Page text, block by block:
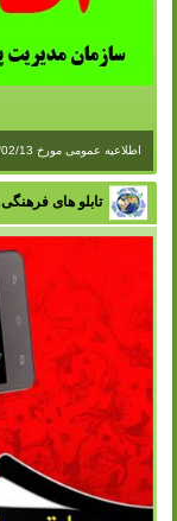
اطلاعیه عمومی مورخ 1396/02/13
تابلو های فرهنگی